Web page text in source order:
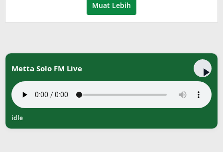
Muat Lebih
Metta Solo FM Live
idle